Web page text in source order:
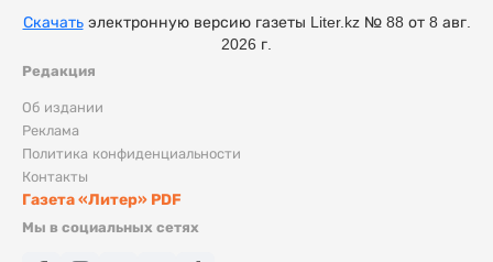
Редакция
Об издании
Реклама
Политика конфиденциальности
Контакты
Газета «Литер» PDF
Мы в социальных сетях
Скачатьэлектронную версию газеты Liter.kz № 88 от 8 авг.
2026 г.